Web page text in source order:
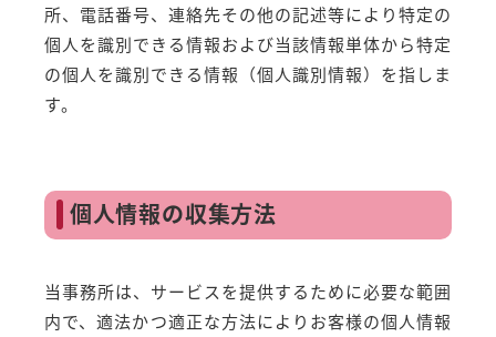
所、電話番号、連絡先その他の記述等により特定の
個人を識別できる情報および当該情報単体から特定
の個人を識別できる情報（個人識別情報）を指しま
す。
個人情報の収集方法
当事務所は、サービスを提供するために必要な範囲
内で、適法かつ適正な方法によりお客様の個人情報